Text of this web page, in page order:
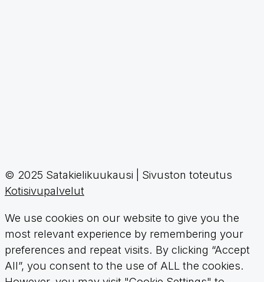
© 2025 Satakielikuukausi | Sivuston toteutus
Kotisivupalvelut
We use cookies on our website to give you the
most relevant experience by remembering your
preferences and repeat visits. By clicking “Accept
All”, you consent to the use of ALL the cookies.